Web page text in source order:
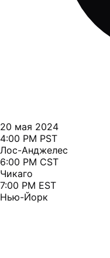
20 мая 2024
4:00 PM PST
Лос-Анджелес
6:00 PM CST
Чикаго
7:00 PM EST
Нью-Йорк